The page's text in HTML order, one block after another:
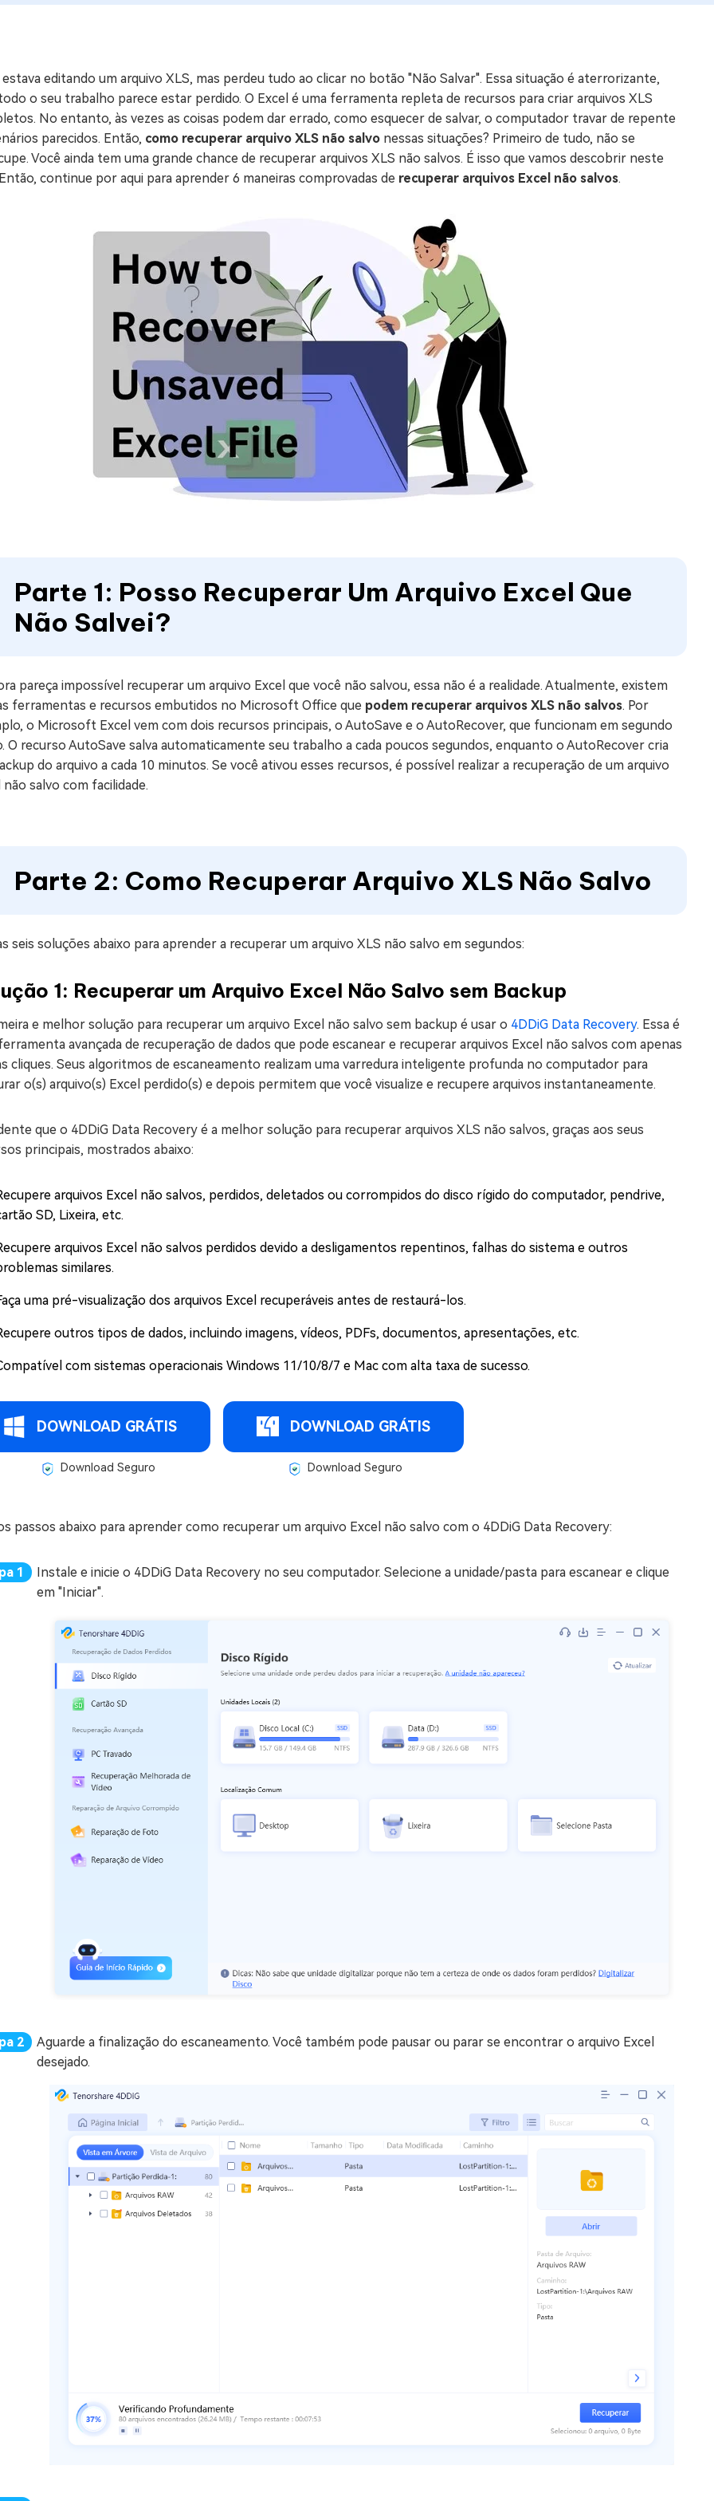
Corrigir Problemas de Windows em Minutos
Mac Boot Genius
Grátis
Corrigir Erros de Mac Grátis
editando um arquivo XLS, mas perdeu tudo ao clicar no botão "Não Salvar". Essa situação é aterrorizante,
o seu trabalho parece estar perdido. O Excel é uma ferramenta repleta de recursos para criar arquivos XLS
No entanto, às vezes as coisas podem dar errado, como esquecer de salvar, o computador travar de repente
parecidos. Então, como recuperar arquivo XLS não salvo nessas situações? Primeiro de tudo, não se
Você ainda tem uma grande chance de recuperar arquivos XLS não salvos. É isso que vamos descobrir neste
continue por aqui para aprender 6 maneiras comprovadas de recuperar arquivos Excel não salvos.
Parte 1: Posso Recuperar Um Arquivo Excel Que
Não Salvei?
pareça impossível recuperar um arquivo Excel que você não salvou, essa não é a realidade. Atualmente, existem
ferramentas e recursos embutidos no Microsoft Office que podem recuperar arquivos XLS não salvos. Por
o Microsoft Excel vem com dois recursos principais, o AutoSave e o AutoRecover, que funcionam em segundo
O recurso AutoSave salva automaticamente seu trabalho a cada poucos segundos, enquanto o AutoRecover cria
do arquivo a cada 10 minutos. Se você ativou esses recursos, é possível realizar a recuperação de um arquivo
não salvo com facilidade.
Parte 2: Como Recuperar Arquivo XLS Não Salvo
seis soluções abaixo para aprender a recuperar um arquivo XLS não salvo em segundos:
1: Recuperar um Arquivo Excel Não Salvo sem Backup
e melhor solução para recuperar um arquivo Excel não salvo sem backup é usar o 4DDiG Data Recovery. Essa é
avançada de recuperação de dados que pode escanear e recuperar arquivos Excel não salvos com apenas
cliques. Seus algoritmos de escaneamento realizam uma varredura inteligente profunda no computador para
o(s) arquivo(s) Excel perdido(s) e depois permitem que você visualize e recupere arquivos instantaneamente.
que o 4DDiG Data Recovery é a melhor solução para recuperar arquivos XLS não salvos, graças aos seus
principais, mostrados abaixo:
arquivos Excel não salvos, perdidos, deletados ou corrompidos do disco rígido do computador, pendrive,
SD, Lixeira, etc.
arquivos Excel não salvos perdidos devido a desligamentos repentinos, falhas do sistema e outros
similares.
uma pré-visualização dos arquivos Excel recuperáveis antes de restaurá-los.
outros tipos de dados, incluindo imagens, vídeos, PDFs, documentos, apresentações, etc.
com sistemas operacionais Windows 11/10/8/7 e Mac com alta taxa de sucesso.
DOWNLOAD GRÁTIS
Download Seguro
DOWNLOAD GRÁTIS
Download Seguro
passos abaixo para aprender como recuperar um arquivo Excel não salvo com o 4DDiG Data Recovery:
Instale e inicie o 4DDiG Data Recovery no seu computador. Selecione a unidade/pasta para escanear e clique
em "Iniciar".
Aguarde a finalização do escaneamento. Você também pode pausar ou parar se encontrar o arquivo Excel
desejado.